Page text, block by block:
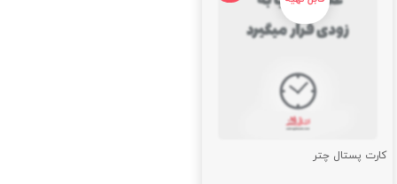
کارت پستال چتر